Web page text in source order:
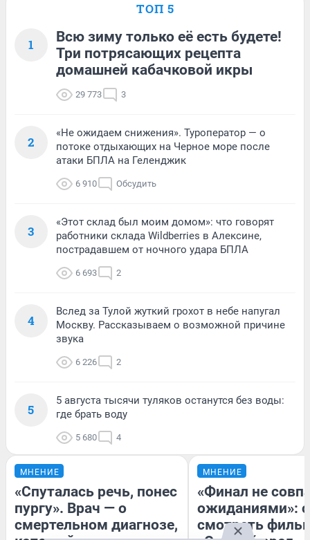
ТОП 5
1
Всю зиму только её есть будете!
Три потрясающих рецепта
домашней кабачковой икры
29 773 3
2
«Не ожидаем снижения». Туроператор — о
потоке отдыхающих на Черное море после
атаки БПЛА на Геленджик
6 910 Обсудить
3
«Этот склад был моим домом»: что говорят
работники склада Wildberries в Алексине,
пострадавшем от ночного удара БПЛА
6 693 2
4
Вслед за Тулой жуткий грохот в небе напугал
Москву. Рассказываем о возможной причине
звука
6 226 2
5
5 августа тысячи туляков останутся без воды:
где брать воду
5 680 4
МНЕНИЕ
«Спуталась речь, понес
пургу». Врач — о
смертельном диагнозе,
МНЕНИЕ
«Финал не
ожиданиями»:
смотреть